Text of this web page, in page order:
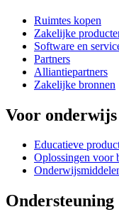
Ruimtes kopen
Zakelijke
Software en
Partners
Alliantiepartners
Zakelijke bronnen
Voor onderwijs
Educatieve
Oplossingen voor
Ondersteuning